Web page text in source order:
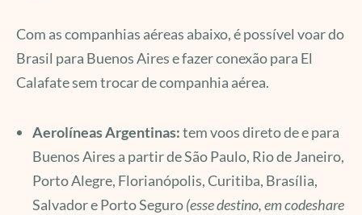
Com as companhias aéreas abaixo, é possível voar do
Brasil para Buenos Aires e fazer conexão para El
Calafate sem trocar de companhia aérea.
Aerolíneas Argentinas:tem voos direto de e para
Buenos Aires a partir de São Paulo, Rio de Janeiro,
Porto Alegre, Florianópolis, Curitiba, Brasília,
Salvador e Porto Seguro(esse destino, em codeshare